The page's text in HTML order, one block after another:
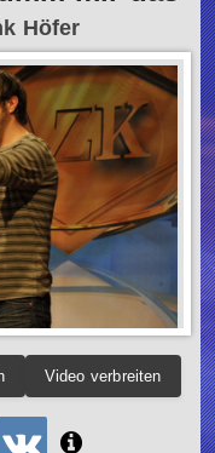
Höfer
Video verbreiten